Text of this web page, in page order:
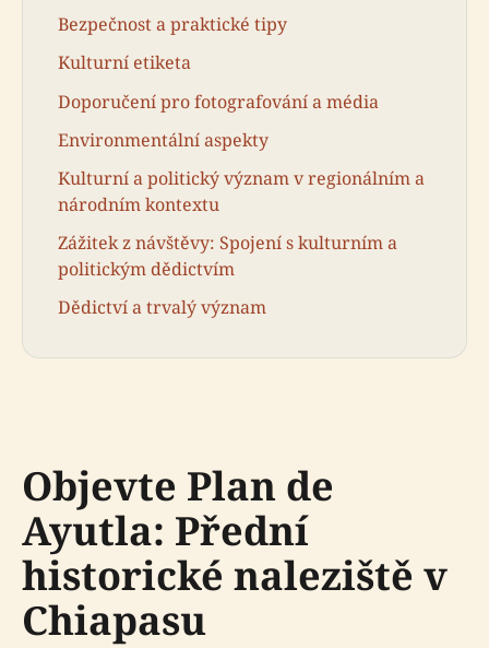
Bezpečnost a praktické tipy
Kulturní etiketa
Doporučení pro fotografování a média
Environmentální aspekty
Kulturní a politický význam v regionálním a
národním kontextu
Zážitek z návštěvy: Spojení s kulturním a
politickým dědictvím
Dědictví a trvalý význam
Objevte Plan de
Ayutla: Přední
historické naleziště v
Chiapasu